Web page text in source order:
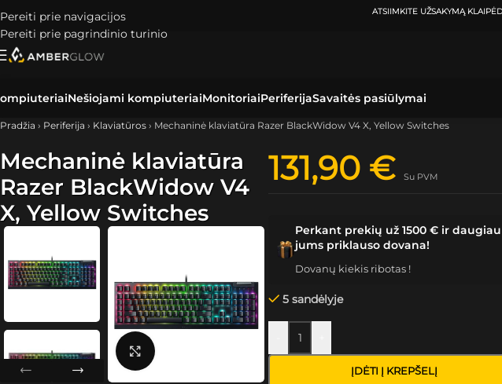
Pereiti prie navigacijos
Pereiti prie pagrindinio turinio
ATSIIMKITE UŽSAKYMĄ
Nešiojami kompiuteriaiMonitoriaiPeriferijaSavaitės pasiūlymai
Pradžia › Periferija › Klaviatūros › Mechaninė klaviatūra Razer BlackWidow V4 X, Yellow Switches
Mechaninė klaviatūra
Razer BlackWidow V4
X, Yellow Switches
Spustelėkite, kad padidintumėte
131,90 € Su PVM
Perkant prekių už 1500 € ir daugiau
jums priklauso dovana!
Dovanų kiekis ribotas !
5 sandėlyje
ĮDĖTI Į KREPŠELĮ